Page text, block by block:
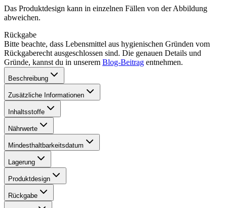
Das Produktdesign kann in einzelnen Fällen von der Abbildung
abweichen.
Rückgabe
Bitte beachte, dass Lebensmittel aus hygienischen Gründen vom
Rückgaberecht ausgeschlossen sind. Die genauen Details und
Gründe, kannst du in unserem Blog-Beitrag entnehmen.
Beschreibung
Zusätzliche Informationen
Inhaltsstoffe
Nährwerte
Mindesthaltbarkeitsdatum
Lagerung
Produktdesign
Rückgabe